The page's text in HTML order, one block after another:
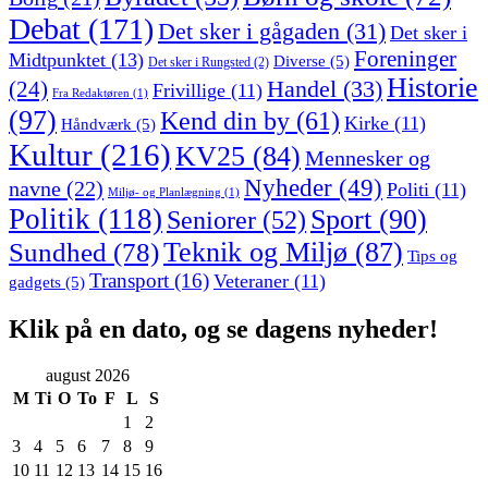
Debat (171) Det sker i gågaden (31) Det sker i
Midtpunktet (13) Det sker i Rungsted (2) Diverse (5) Foreninger
(24) Fra Redaktøren (1) Frivillige (11) Handel (33)Historie
(97) Håndværk (5) Kend din by (61) Kirke (11)
Kultur (216)KV25 (84) Mennesker og
navne (22) Miljø- og Planlægning (1) Nyheder (49) Politi (11)
Politik (118) Seniorer (52) Sport (90)
Sundhed (78)Teknik og Miljø (87) Tips og
gadgets (5) Transport (16) Veteraner (11)
Klik på en dato, og se dagens nyheder!
august 2026
M Ti O To F L
S
1
2
3
4 5 6 7 8
9
10 11 12 13 14 15 16